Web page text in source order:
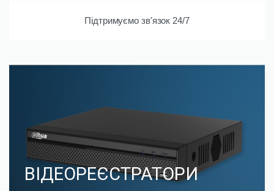
Підтримуємо зв'язок 24/7
ВІДЕОРЕЄСТРАТОРИ